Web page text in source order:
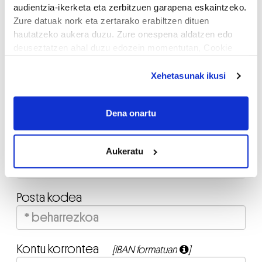
audientzia-ikerketa eta zerbitzuen garapena eskaintzeko.
Zure datuak nork eta zertarako erabiltzen dituen
hautatzeko aukera duzu. Zure onespena aldatzen edo
location which can be accurate to within several
meters
specific characteristics (fingerprinting)
Guk eta gure bazkideek zure datu pertsonalak
prozesatzen ditugu, zure IP zenbakia, besteak beste,
pertsonalizatuak eskaintzeko, iragarkiak eta edukia
Xehetasunak ikusi
Dena onartu
Aukeratu
Herria
Posta kodea
Kontu korrontea [IBAN formatuan ]